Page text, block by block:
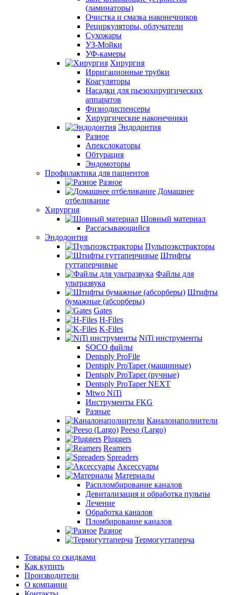
(ламинаторы)
Очистка и смазка наконечников
Рециркуляторы, облучатели
Сухожары
УЗ-Мойки
УФ-камеры
Хирургия
Ирригационные трубки
Коагуляторы
Насадки для пьезохирургических
аппаратов
Физиодиспенсеры
Хирургические наконечники
Эндодонтия
Разное
Апекслокаторы
Обтурация
Эндомоторы
Профилактика для пациентов
Разное
Домашнее
отбеливание
Хирургия
Шовный материал
Рассасывающийся
Эндодонтия
Пульпоэкстракторы
Штифты
гуттаперчивые
Файлы для
ультразвука
Штифты
бумажные (абсорберы)
Gates
H-Files
K-Files
NiTi инструменты
SOCO файлы
Dentsply ProFile
Dentsply ProTaper (машинные)
Dentsply ProTaper (ручные)
Dentsply ProTaper NEXT
Mtwo NiTi
Инструменты FKG
Разные
Каналонаполнители
Peeso (Largo)
Pluggers
Reamers
Spreaders
Аксессуары
Материалы
Распломбирование каналов
Девитализация и обработка пульпы
Лечение
Обработка каналов
Пломбирование каналов
Разное
Термогуттаперча
Товары со скидками
Как купить
Производители
О компании